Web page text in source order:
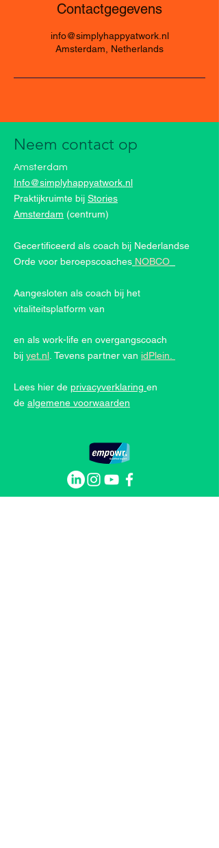
Contactgegevens
info@simplyhappyatwork.nl
Amsterdam, Netherlands
Neem contact op
Amsterdam
Info@simplyhappyatwork.nl
Praktijkruimte bij Stories
Amsterdam (centrum)
Gecertificeerd als coach bij Nederlandse
Orde voor beroepscoaches NOBCO
Aangesloten als coach bij het
vitaliteitsplatform van
en als work-life en overgangscoach
bij yet.nl Tevens partner van idPlein.
Lees hier de privacyverklaring en
de algemene voorwaarden